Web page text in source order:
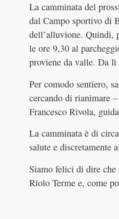
La camminata del
dal Campo sportivo di
dell’alluvione. Quindi,
le ore 9,30 al
proviene da valle. Da
Per comodo sentiero,
cercando di rianimare
Francesco Rivola,
La camminata è di
salute e discretamente
Siamo felici di dire che
Riolo Terme e, come